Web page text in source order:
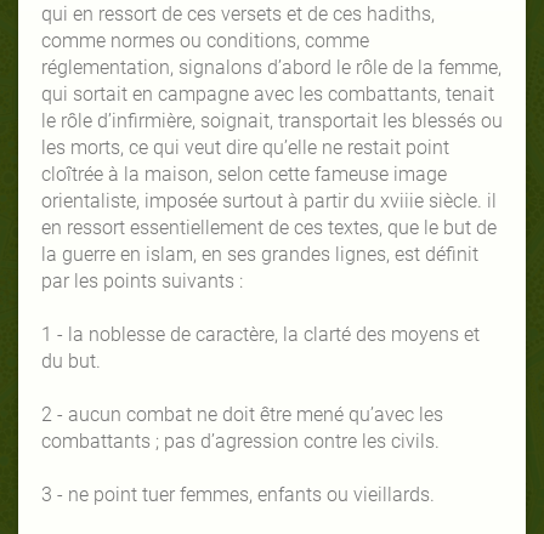
qui en ressort de ces versets et de ces hadiths,
comme normes ou conditions, comme
réglementation, signalons d’abord le rôle de la femme,
qui sortait en campagne avec les combattants, tenait
le rôle d’infirmière, soignait, transportait les blessés ou
les morts, ce qui veut dire qu’elle ne restait point
cloîtrée à la maison, selon cette fameuse image
orientaliste, imposée surtout à partir du xviiie siècle. il
en ressort essentiellement de ces textes, que le but de
la guerre en islam, en ses grandes lignes, est définit
par les points suivants :
1 - la noblesse de caractère, la clarté des moyens et
du but.
2 - aucun combat ne doit être mené qu’avec les
combattants ; pas d’agression contre les civils.
3 - ne point tuer femmes, enfants ou vieillards.